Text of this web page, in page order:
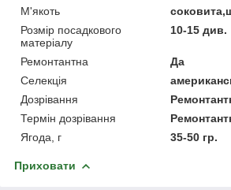
М'якоть
Розмір посадкового
матеріалу
10-15 див.
Ремонтантна
Да
Селекція
Дозрівання
Термін дозрівання
Ягода, г
35-50 гр.
Приховати